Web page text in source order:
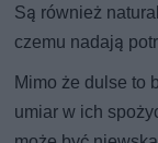
Są również
czemu nadają
Mimo że dulse to
umiar w ich